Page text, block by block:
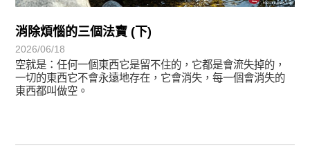
消除煩惱的三個法寶 (下)
2026/06/18
空就是：任何一個東西它是留不住的，它都是會流失掉的，
一切的東西它不會永遠地存在，它會消失，每一個會消失的
東西都叫做空。